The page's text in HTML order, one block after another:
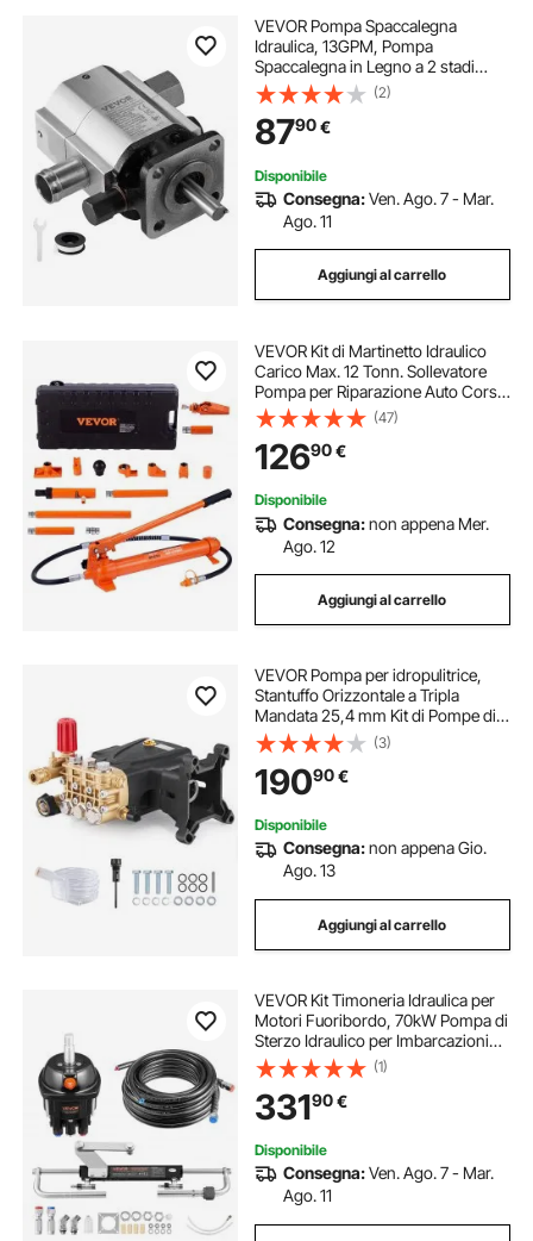
VEVOR Pompa Spaccalegna
Idraulica, 13GPM, Pompa
Spaccalegna in Legno a 2 stadi
3000PSI, Ingresso 1'' Uscita 1/2''
NPT 3600 Giri/min Pompa Idraulica
a Ingranaggi in Alluminio, per
Spaccalegna
(2)
8790€
Disponibile
Consegna:Ven. Ago. 7 - Mar.
Ago. 11
Aggiungi al carrello
VEVOR Kit di Martinetto Idraulico
Carico Max. 12 Tonn. Sollevatore
Pompa per Riparazione Auto Corsa
da 135 mm, Kit Utensili Sollevatore
Idraulico Tipo d'Olio HV15 Cilindro
Q235B Anello di Tenuta TPU
(47)
12690€
Disponibile
Consegna:non appena Mer.
Ago. 12
Aggiungi al carrello
VEVOR Pompa per idropulitrice,
Stantuffo Orizzontale a Tripla
Mandata 25,4 mm Kit di Pompe di
Ricambio per Idropulitrice 281,22
kgf/cm² 18,18 L/min Per Simpson
MorFlex 40224, 40225, 40226,
Santoprene
(3)
19090€
Disponibile
Consegna:non appena Gio.
Ago. 13
Aggiungi al carrello
VEVOR Kit Timoneria Idraulica per
Motori Fuoribordo, 70kW Pompa di
Sterzo Idraulico per Imbarcazioni
1000 PSI 5 Giri da Blocco Corsa 200
mm, Sistema per Sterzo Idraulico
con Tubi Flessibili per Barche
(1)
33190€
Disponibile
Consegna:Ven. Ago. 7 - Mar.
Ago. 11